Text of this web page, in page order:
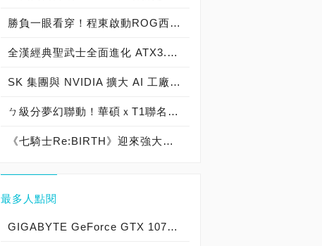
勝負一眼看穿！程東啟動ROG西風之神 雙螢幕AI致勝全局
全漢經典聖武士全面進化 ATX3.1，價格不變！FSP VIC BD+ 電競入門最強銅牌電源！ ATX 3.1、全新壓紋線材、登錄享 5 年保固，打造新世代入門電競首選
SK 集團與 NVIDIA 擴大 AI 工廠與次世代記憶體策略合作 規模逾 5,000 億美元的 NVIDIA-SK AI 計畫（NVIDIA-SK AI Initiative）， 涵蓋 SK Telecom 最高達 2GW 的 AI 工廠，以及與 SK 海力士的長期 AI 記憶體合作
ㄅ級分夢幻聯動！華碩ｘT1聯名顯示卡全台盛大開賣
《七騎士Re:BIRTH》迎來強大的全新英雄[天劍]宣嵐 同步推出韓國主題劇情
最多人點閱
GIGABYTE GeForce GTX 1070 Xtreme Gaming實測開箱，電競級顯示卡中的頂尖之作！